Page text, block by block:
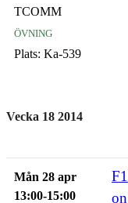
TCOMM
övning
Plats: Ka-539
Vecka 18 2014
Mån 28 apr
13:00-15:00